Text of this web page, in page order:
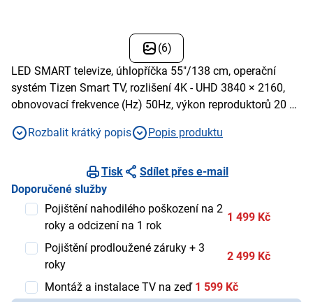
(6)
LED SMART televize, úhlopříčka 55"/138 cm, operační
systém Tizen Smart TV, rozlišení 4K - UHD 3840 × 2160,
obnovovací frekvence (Hz) 50Hz, výkon reproduktorů 20 W,
Rozbalit krátký popis
Popis produktu
Tisk
Sdílet přes e-mail
Doporučené služby
Pojištění nahodilého poškození na 2
roky a odcizení na 1 rok
1 499 Kč
Pojištění prodloužené záruky + 3
roky
2 499 Kč
Montáž a instalace TV na zeď 1 599 Kč